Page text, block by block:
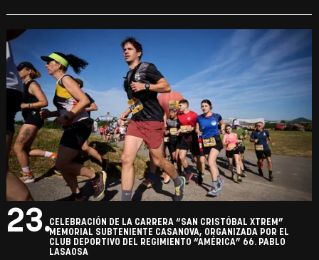
23.CELEBRACIÓN DE LA CARRERA “SAN CRISTÓBAL XTREM”
MEMORIAL SUBTENIENTE CASANOVA, ORGANIZADA POR EL
CLUB DEPORTIVO DEL REGIMIENTO “AMÉRICA” 66. PABLO
LASAOSA